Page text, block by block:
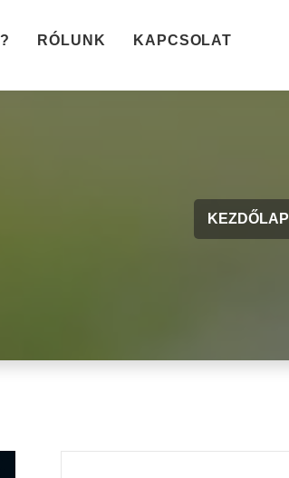
RÓLUNK KAPCSOLAT
KEZDŐLAP